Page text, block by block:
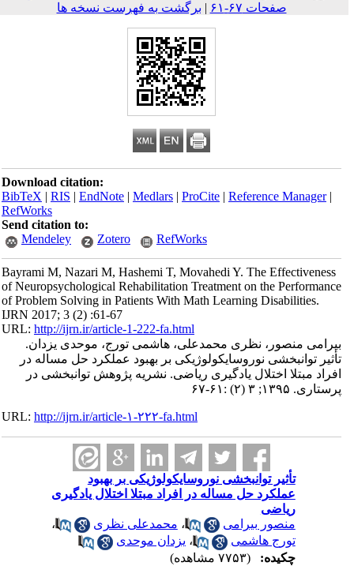
صفحات ۶۷-۶۱
| برگشت به فهرست نسخه ها
Download citation:
BibTeX|RIS|EndNote|Medlars|ProCite|Reference Manager
RefWorks
Send citation to:
Mendeley
Zotero RefWorks
Bayrami M, Nazari M, Hashemi T, Movahedi Y. The Effectiveness
of Neuropsychological Rehabilitation Treatment on the Performance
of Problem Solving in Patients With Math Learning Disabilities.
IJRN 2017; 3 (2) :61-67
URL:http://ijrn.ir/article-1-222-fa.html
بیرامی منصور، نظری محمدعلی، هاشمی تورج، موحدی یزدان.
تأثیر توانبخشی نوروسایکولوژیکی بر بهبود عملکرد حل مساله در
افراد مبتلا اختلال یادگیری ریاضی. نشریه پژوهش توانبخشی در
پرستاری. ۱۳۹۵; ۳ (۲) :۶۱-۶۷
URL:http://ijrn.ir/article-۱-۲۲۲-fa.html
تأثیر توانبخشی نوروسایکولوژیکی بر بهبود
عملکرد حل مساله در افراد مبتلا اختلال یادگیری
ریاضی
منصور بیرامی
،محمدعلی نظری
،
تورج هاشمی
،یزدان موحدی
چکیده: